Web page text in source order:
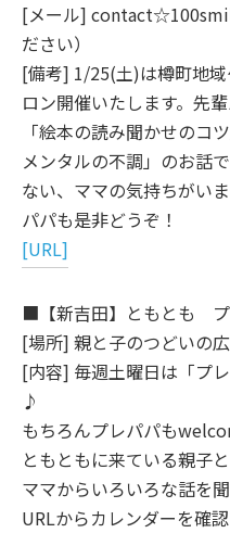
[メール]
ださい）
[備考] 1/25(土)は樽町地
ロン開催いたします。先
「絵本の読み聞かせのコ
メンタルの不調」のお話
ない、ママの気持ちがい
パパも是非どうぞ！
[URL]
■【新吉田】ともとも プ
[場所] 親と子のつどいの
[内容] 毎週土曜日は「プ
♪
もちろんプレパパも
ともともに来ている親子
ママからいろいろな話を
URLからカレンダーを確認